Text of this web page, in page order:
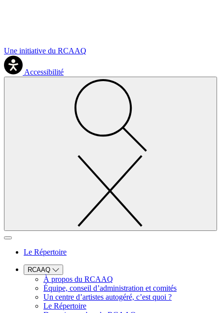
Une initiative du RCAAQ
Accessibilité
Le Répertoire
RCAAQ
À propos du RCAAQ
Équipe, conseil d’administration et comités
Un centre d’artistes autogéré, c’est quoi ?
Le Répertoire